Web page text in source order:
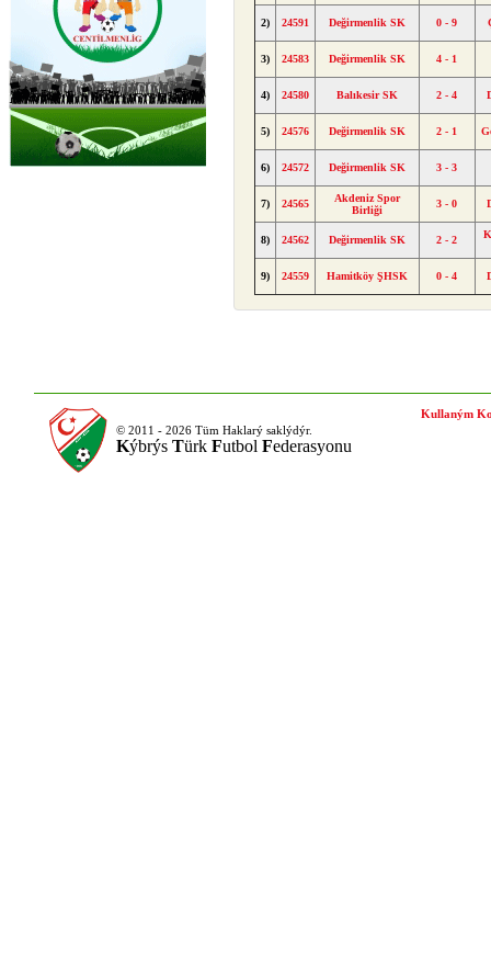
2) 24591 Değirmenlik SK 0 - 9
3) 24583 Değirmenlik SK 4 - 1
4) 24580 Balıkesir SK 2 - 4
5) 24576 Değirmenlik SK 2 - 1
6) 24572 Değirmenlik SK 3 - 3
7) 24565
Akdeniz Spor
Birliği
3 - 0
8) 24562 Değirmenlik SK 2 - 2
9) 24559 Hamitköy ŞHSK 0 - 4
© 2011 - 2026 Tüm Haklarý saklýdýr.
Kýbrýs Türk Futbol Federasyonu
Kullaným